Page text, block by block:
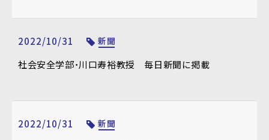
2022/10/31 新聞
社会安全学部・川口寿裕教授 毎日新聞に掲載
2022/10/31 新聞